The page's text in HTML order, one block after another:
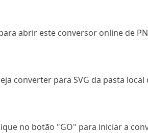
abrir este conversor online de
converter para SVG da pasta
no botão "GO" para iniciar a